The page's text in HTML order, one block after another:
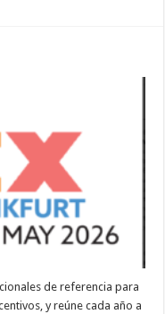
de referencia para
y reúne cada año a